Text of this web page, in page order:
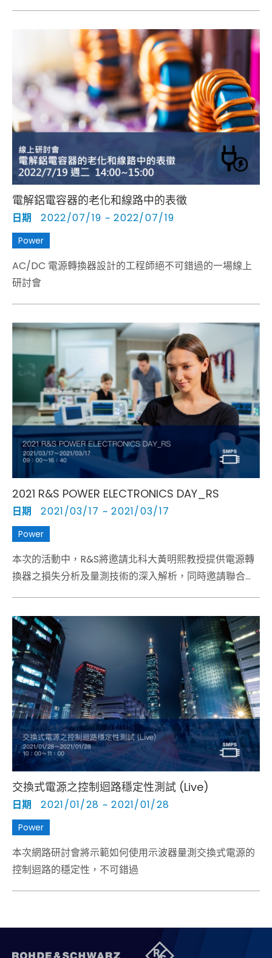
時電壓探棒的優缺點，也將一併概述。
電解鋁電容器的老化和線路中的表徵
日期 2022/07/19 ~ 2022/07/19
Power
AC/DC 電源轉換器設計的工程師絕不可錯過的一場線上
研討會
2021 R&S POWER ELECTRONICS DAY_RS
日期 2021/03/17 ~ 2021/03/17
Power
本次的活動中，R&S將邀請北科大黃明熙教授提供電源轉
換器之損失分析及量測技術的深入解析，同時邀請聯合大
要考量的量測細節，將其所得的資訊充分反映實際應用的
情況；產品研發過程中，為取得正確的量測結果，如何選
擇合適的探棒，為本次重要議題之一，本次活動也將探討
如何藉由EMI Debugging在各階段減少因產品開發錯誤所
致的損失及縮短上市時間。
交換式電源之控制迴路穩定性測試 (Live)
日期 2021/01/28 ~ 2021/01/28
Power
本次網路研討會將示範如何使用示波器量測交換式電源的
控制迴路的穩定性，不可錯過